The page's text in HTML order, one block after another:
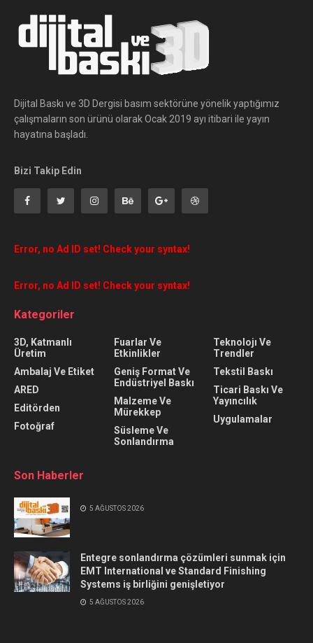
Dijital Baskı ve 3D Dergisi basım sektörüne yönelik yaptığımız
çalışmaların son ürünü olarak Ocak 2019 ayı itibari ile yayın
hayatına başladı.
Bizi Takip Edin
Error, no Ad ID set! Check your syntax!
Error, no Ad ID set! Check your syntax!
Kategoriler
3D, Katmanlı
Üretim
Ambalaj Ve Etiket
ARED
Editörden
Fotoğraf
Fuarlar Ve
Etkinlikler
Geniş Format Ve
Endüstriyel Baskı
Malzeme Ve
Mürekkep
Süsleme Ve
Sonlandırma
Teknolojı Ve
Trendler
Tekstil Baskı
Ticari Baskı Ve
Yayıncılık
Uygulamalar
Son Haberler
5 AĞUSTOS 2026
Entegre sonlandırma çözümleri sunmak için
EMT International ve Standard Finishing
Systems iş birliğini genişletiyor
5 AĞUSTOS 2026